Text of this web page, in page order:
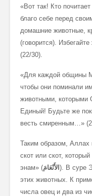
«Вот так! Кто
благо себе перед
домашние животные,
(говорится).
(22/30).
«Для каждой общины
чтобы они поминали
животными, которыми
Единый! Будьте же
весть смиренным…»
Таким образом, Аллах
скот или скот,
энам» (الأَنْعَامَ ). В суре
этих животных. К
числа овец и два из